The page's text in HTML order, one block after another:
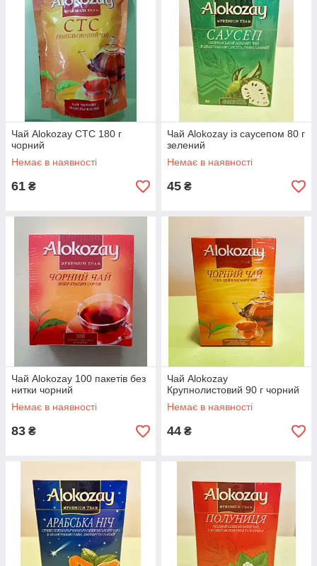
Чай Alokozay CTC 180 г
чорний
Немає в наявності
61 ₴
Чай Alokozay із саусепом 80 г
зелений
Немає в наявності
45 ₴
Чай Alokozay 100 пакетів без
нитки чорний
Немає в наявності
83 ₴
Чай Alokozay
Крупнолистовий 90 г чорний
Немає в наявності
44 ₴